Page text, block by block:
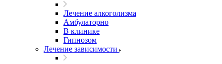
Лечение алкоголизма
Амбулаторно
В клинике
Гипнозом
Лечение зависимости